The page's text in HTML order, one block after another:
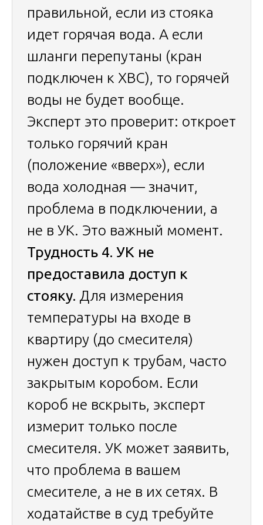
правильной, если из стояка
идет горячая вода. А если
шланги перепутаны (кран
подключен к ХВС), то горячей
воды не будет вообще.
Эксперт это проверит: откроет
только горячий кран
(положение «вверх»), если
вода холодная — значит,
проблема в подключении, а
не в УК. Это важный момент.
Трудность 4. УК не
предоставила доступ к
стояку. Для измерения
температуры на входе в
квартиру (до смесителя)
нужен доступ к трубам, часто
закрытым коробом. Если
короб не вскрыть, эксперт
измерит только после
смесителя. УК может заявить,
что проблема в вашем
смесителе, а не в их сетях. В
ходатайстве в суд требуйте